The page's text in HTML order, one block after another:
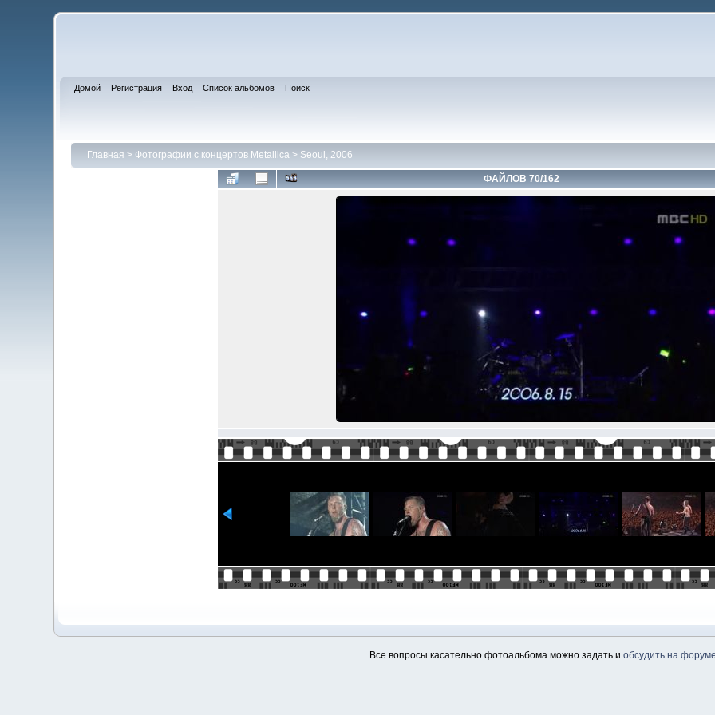
Домой Регистрация Вход Список альбомов Поиск
Главная > Фотографии с концертов Metallica> Seoul, 2006
ФАЙЛОВ 70/162
Все вопросы касательно фотоальбома можно задать и обсудить на